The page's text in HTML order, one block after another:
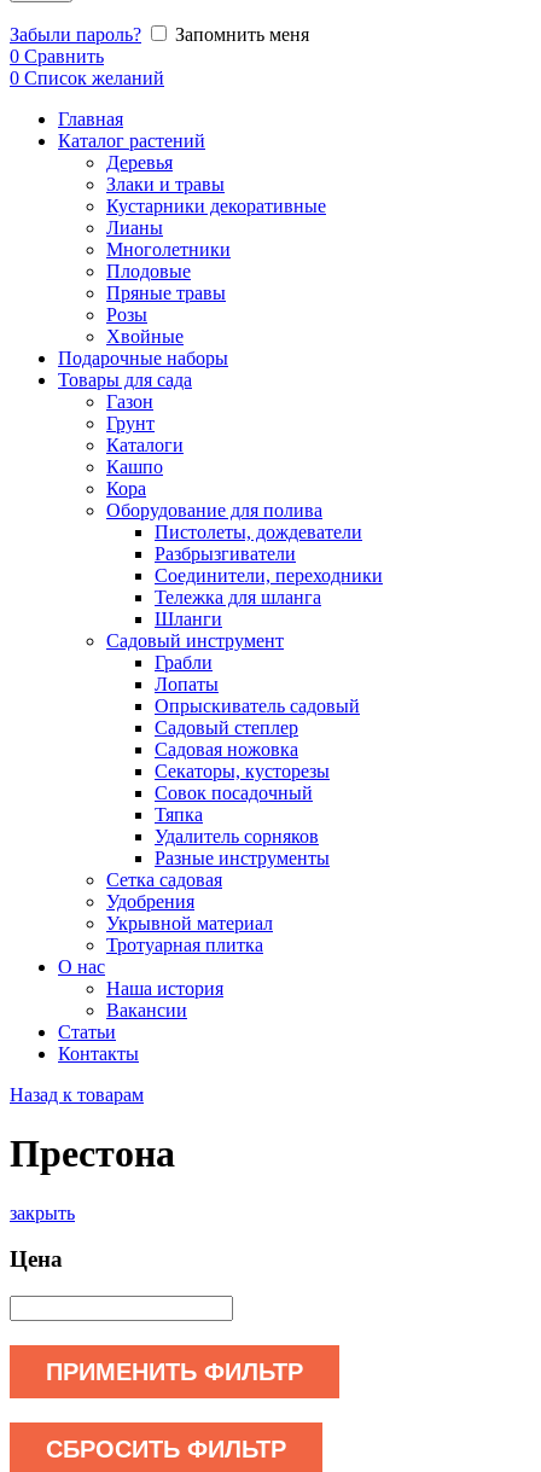
Забыли пароль?
Запомнить меня
0 Сравнить
0 Список желаний
Главная
Каталог растений
Деревья
Злаки и травы
Кустарники декоративные
Лианы
Многолетники
Плодовые
Пряные травы
Розы
Хвойные
Подарочные наборы
Товары для сада
Газон
Грунт
Каталоги
Кашпо
Кора
Оборудование для полива
Пистолеты, дождеватели
Разбрызгиватели
Соединители, переходники
Тележка для шланга
Шланги
Садовый инструмент
Грабли
Лопаты
Опрыскиватель садовый
Садовый степлер
Садовая ножовка
Секаторы, кусторезы
Совок посадочный
Тяпка
Удалитель сорняков
Разные инструменты
Сетка садовая
Удобрения
Укрывной материал
Тротуарная плитка
О нас
Наша история
Вакансии
Статьи
Контакты
Назад к товарам
Престона
закрыть
Цена
ПРИМЕНИТЬ ФИЛЬТР
СБРОСИТЬ ФИЛЬТР